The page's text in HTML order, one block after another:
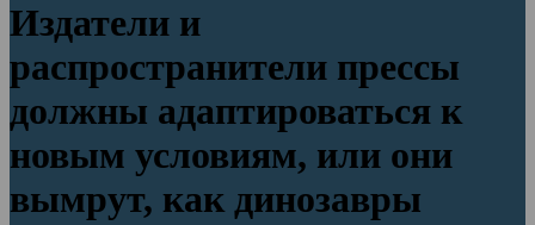
Издатели и
распространители прессы
должны адаптироваться к
новым условиям, или они
вымрут, как динозавры